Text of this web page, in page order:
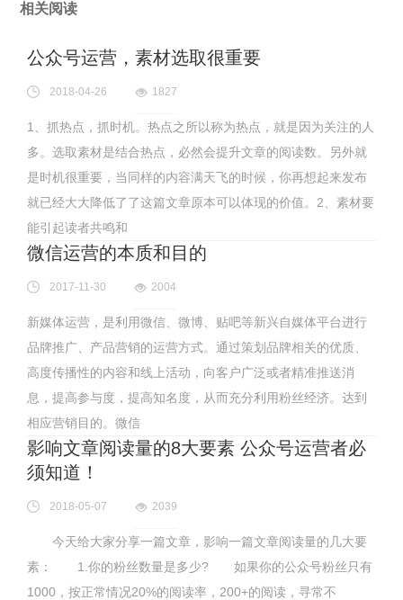
相关阅读
公众号运营，素材选取很重要
2018-04-26 1827
1、抓热点，抓时机。热点之所以称为热点，就是因为关注的人
多。选取素材是结合热点，必然会提升文章的阅读数。另外就
是时机很重要，当同样的内容满天飞的时候，你再想起来发布
就已经大大降低了了这篇文章原本可以体现的价值。2、素材要
能引起读者共鸣和
微信运营的本质和目的
2017-11-30 2004
新媒体运营，是利用微信、微博、贴吧等新兴自媒体平台进行
品牌推广、产品营销的运营方式。通过策划品牌相关的优质、
高度传播性的内容和线上活动，向客户广泛或者精准推送消
息，提高参与度，提高知名度，从而充分利用粉丝经济。达到
相应营销目的。微信
影响文章阅读量的8大要素 公众号运营者必
须知道！
2018-05-07 2039
今天给大家分享一篇文章，影响一篇文章阅读量的几大要
素： 1.你的粉丝数量是多少? 如果你的公众号粉丝只有
1000，按正常情况20%的阅读率，200+的阅读，寻常不